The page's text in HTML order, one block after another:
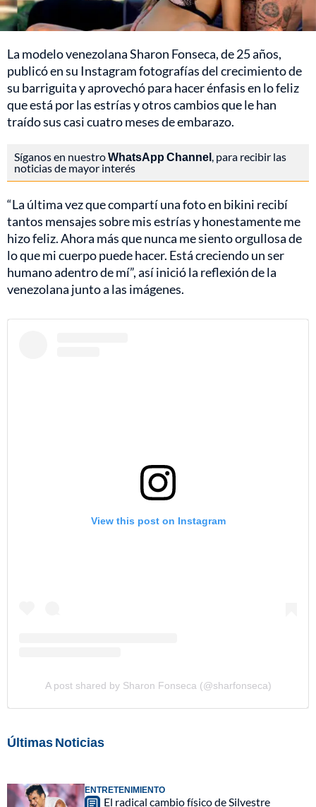
La modelo venezolana Sharon Fonseca, de 25 años,
publicó en su Instagram fotografías del crecimiento de
su barriguita y aprovechó para hacer énfasis en lo feliz
que está por las estrías y otros cambios que le han
traído sus casi cuatro meses de embarazo.
Síganos en nuestroWhatsApp Channel, para recibir las
noticias de mayor interés
“La última vez que compartí una foto en bikini recibí
tantos mensajes sobre mis estrías y honestamente me
hizo feliz. Ahora más que nunca me siento orgullosa de
lo que mi cuerpo puede hacer. Está creciendo un ser
humano adentro de mí”, así inició la reflexión de la
venezolana junto a las imágenes.
View this post on Instagram
A post shared by Sharon Fonseca (@sharfonseca)
Últimas Noticias
ENTRETENIMIENTO
El radical cambio físico de Silvestre